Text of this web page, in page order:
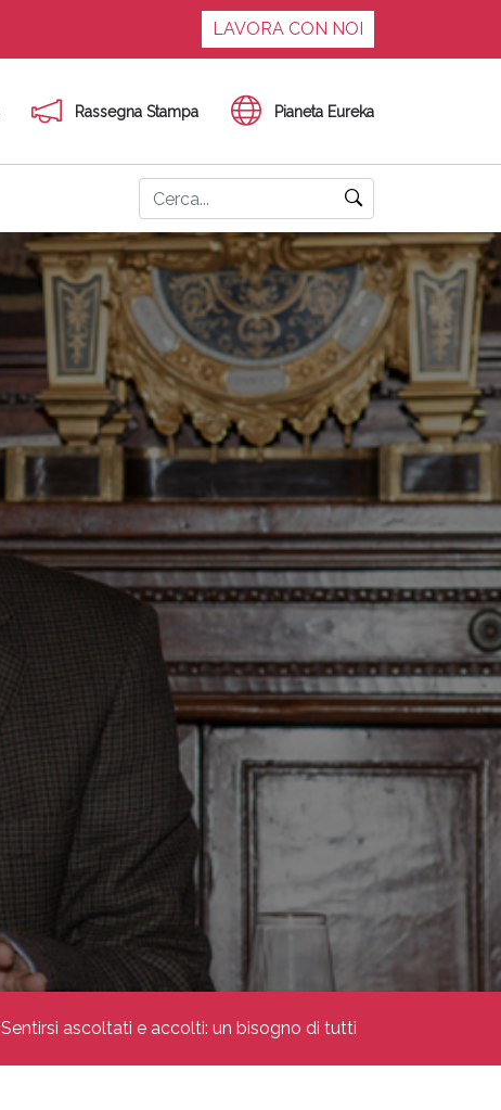
LAVORA CON NOI
Rassegna Stampa Pianeta Eureka
Sentirsi ascoltati e accolti: un bisogno di tutti